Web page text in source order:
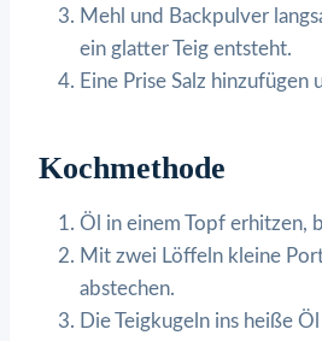
Mehl und Backpulver
ein glatter Teig entsteht.
Eine Prise Salz hinzufügen
Kochmethode
Öl in einem Topf erhitzen,
Mit zwei Löffeln kleine
abstechen.
Die Teigkugeln ins heiße